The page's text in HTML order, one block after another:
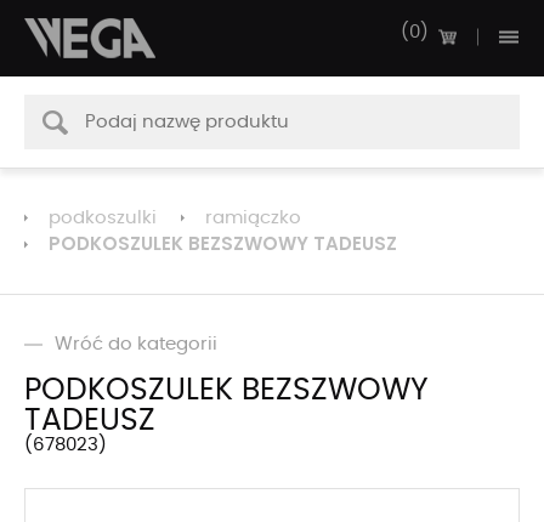
0
podkoszulki ramiączko
PODKOSZULEK BEZSZWOWY TADEUSZ
Wróć do kategorii
PODKOSZULEK BEZSZWOWY
TADEUSZ
678023